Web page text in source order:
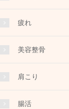
疲れ
美容整骨
肩こり
腸活